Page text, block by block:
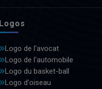
Logos
Logo de l'avocat
Logo de l'automobile
Logo du basket-ball
Logo d'oiseau